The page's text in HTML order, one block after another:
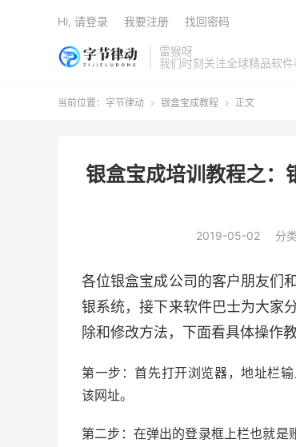
雷猴呀
我们时刻关注全球精品软
Hi, 请登录 我要注册 找回密码
当前位置： 字节律动  银盒宝成教程  正文
银盒宝成培训教程之：
2019-05-02 分类
各位银盒宝成公司的客户朋友们
银系统，接下来软件巴士为大家
除和修改方法，下面看具体操作教
第一步：首先打开浏览器，地址栏
该网址。
第二步：在弹出的登录框上栏也就